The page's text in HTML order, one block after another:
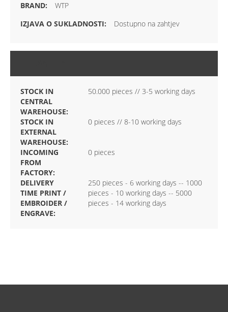
WTP
Dostupno na zahtjev
STOCK IN
CENTRAL
WAREHOUSE:
50.000 pieces // 3-5 working days
STOCK IN
EXTERNAL
WAREHOUSE:
0 pieces // 8-10 working days
INCOMING
FROM
FACTORY:
0 pieces
DELIVERY
TIME PRINT /
EMBROIDER /
ENGRAVE:
250 pieces - 6 working days -- 1000
pieces - 10 working days -- 5000
pieces - 14 working days